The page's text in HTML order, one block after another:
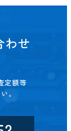
わせ
定額等
。